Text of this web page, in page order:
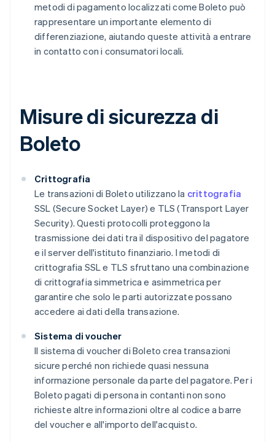
metodi di pagamento localizzati come Boleto può
rappresentare un importante elemento di
differenziazione, aiutando queste attività a entrare
in contatto con i consumatori locali.
Misure di sicurezza di
Boleto
Crittografia
Le transazioni di Boleto utilizzano la crittografia
SSL (Secure Socket Layer) e TLS (Transport Layer
Security). Questi protocolli proteggono la
trasmissione dei dati tra il dispositivo del pagatore
e il server dell'istituto finanziario. I metodi di
crittografia SSL e TLS sfruttano una combinazione
di crittografia simmetrica e asimmetrica per
garantire che solo le parti autorizzate possano
accedere ai dati della transazione.
Sistema di voucher
Il sistema di voucher di Boleto crea transazioni
sicure perché non richiede quasi nessuna
informazione personale da parte del pagatore. Per i
Boleto pagati di persona in contanti non sono
richieste altre informazioni oltre al codice a barre
del voucher e all'importo dell'acquisto.